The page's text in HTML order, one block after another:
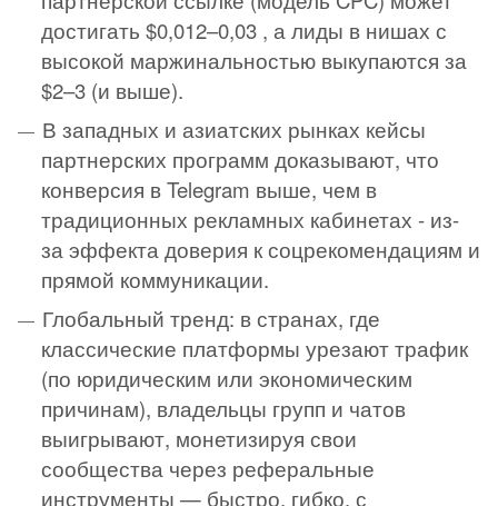
достигать $0,012–0,03 , а лиды в нишах с
высокой маржинальностью выкупаются за
$2–3 (и выше).
В западных и азиатских рынках кейсы
партнерских программ доказывают, что
конверсия в Telegram выше, чем в
традиционных рекламных кабинетах - из-
за эффекта доверия к соцрекомендациям и
прямой коммуникации.
Глобальный тренд: в странах, где
классические платформы урезают трафик
(по юридическим или экономическим
причинам), владельцы групп и чатов
выигрывают, монетизируя свои
сообщества через реферальные
инструменты — быстро, гибко, с